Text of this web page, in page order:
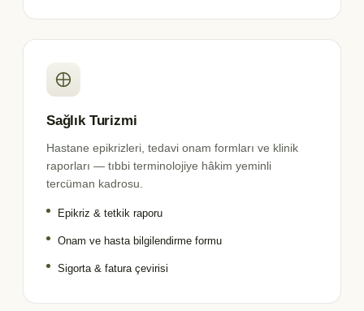
Sağlık Turizmi
Hastane epikrizleri, tedavi onam formları ve klinik
raporları — tıbbi terminolojiye hâkim yeminli
tercüman kadrosu.
Epikriz & tetkik raporu
Onam ve hasta bilgilendirme formu
Sigorta & fatura çevirisi